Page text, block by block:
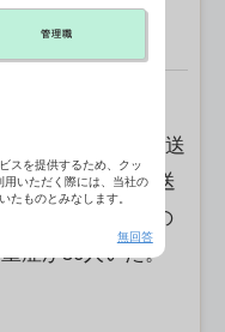
の1週間の救急搬送
表した。救急搬送
だった。初診時の
症が50人いた。
管理職
スを提供するため、クッ
用いただく際には、当社の
たものとみなします。
無回答